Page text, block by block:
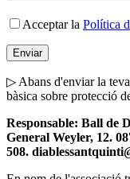
Acceptar la Política
▷ Abans d'enviar la
bàsica sobre protecció
Responsable: Ball de
General Weyler, 12.
508.